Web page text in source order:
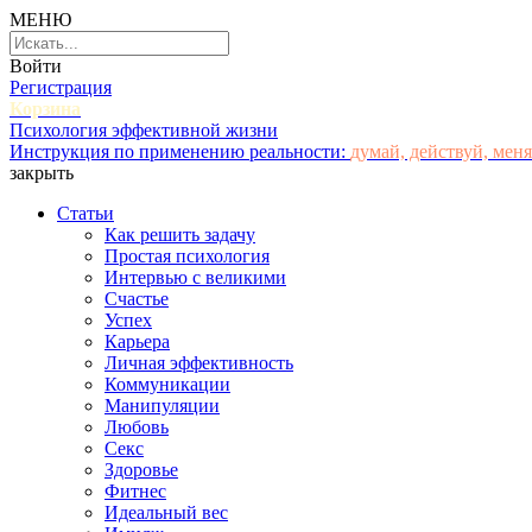
МЕНЮ
Войти
Регистрация
Корзина
Психология эффективной жизни
Инструкция по применению реальности: думай, действуй,
закрыть
Статьи
Как решить задачу
Простая психология
Интервью с великими
Счастье
Успех
Карьера
Личная эффективность
Коммуникации
Манипуляции
Любовь
Секс
Здоровье
Фитнес
Идеальный вес